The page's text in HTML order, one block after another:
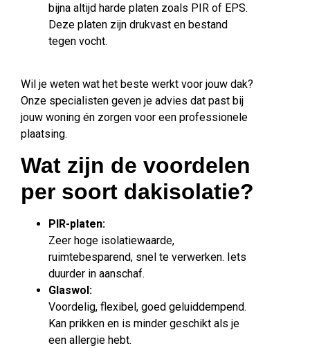
bijna altijd harde platen zoals PIR of EPS.
Deze platen zijn drukvast en bestand
tegen vocht.
Wil je weten wat het beste werkt voor jouw dak?
Onze specialisten geven je advies dat past bij
jouw woning én zorgen voor een professionele
plaatsing.
Wat zijn de voordelen
per soort dakisolatie?
PIR-platen:
Zeer hoge isolatiewaarde,
ruimtebesparend, snel te verwerken. Iets
duurder in aanschaf.
Glaswol:
Voordelig, flexibel, goed geluiddempend.
Kan prikken en is minder geschikt als je
een allergie hebt.